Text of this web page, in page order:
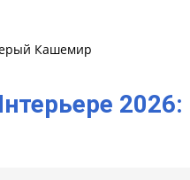
Кашемир